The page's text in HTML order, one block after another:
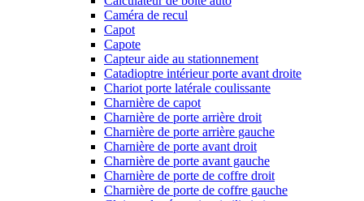
Caméra de recul
Capot
Capote
Capteur aide au stationnement
Catadioptre intérieur porte avant droite
Chariot porte latérale coulissante
Charnière de capot
Charnière de porte arrière droit
Charnière de porte arrière gauche
Charnière de porte avant droit
Charnière de porte avant gauche
Charnière de porte de coffre droit
Charnière de porte de coffre gauche